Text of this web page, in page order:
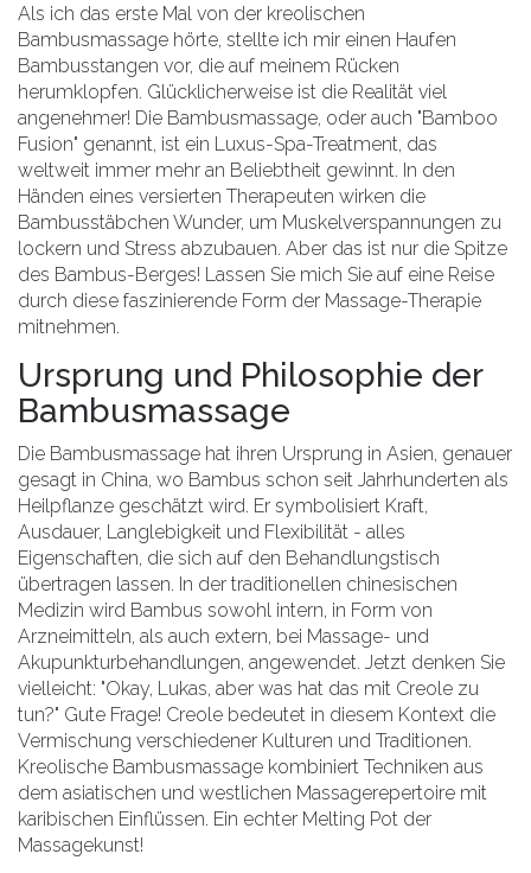
Als ich das erste Mal von der kreolischen
Bambusmassage hörte, stellte ich mir einen Haufen
Bambusstangen vor, die auf meinem Rücken
herumklopfen. Glücklicherweise ist die Realität viel
angenehmer! Die Bambusmassage, oder auch "Bamboo
Fusion" genannt, ist ein Luxus-Spa-Treatment, das
weltweit immer mehr an Beliebtheit gewinnt. In den
Händen eines versierten Therapeuten wirken die
Bambusstäbchen Wunder, um Muskelverspannungen zu
lockern und Stress abzubauen. Aber das ist nur die Spitze
des Bambus-Berges! Lassen Sie mich Sie auf eine Reise
durch diese faszinierende Form der Massage-Therapie
mitnehmen.
Ursprung und Philosophie der
Bambusmassage
Die Bambusmassage hat ihren Ursprung in Asien, genauer
gesagt in China, wo Bambus schon seit Jahrhunderten als
Heilpflanze geschätzt wird. Er symbolisiert Kraft,
Ausdauer, Langlebigkeit und Flexibilität - alles
Eigenschaften, die sich auf den Behandlungstisch
übertragen lassen. In der traditionellen chinesischen
Medizin wird Bambus sowohl intern, in Form von
Arzneimitteln, als auch extern, bei Massage- und
Akupunkturbehandlungen, angewendet. Jetzt denken Sie
vielleicht: "Okay, Lukas, aber was hat das mit Creole zu
tun?" Gute Frage! Creole bedeutet in diesem Kontext die
Vermischung verschiedener Kulturen und Traditionen.
Kreolische Bambusmassage kombiniert Techniken aus
dem asiatischen und westlichen Massagerepertoire mit
karibischen Einflüssen. Ein echter Melting Pot der
Massagekunst!